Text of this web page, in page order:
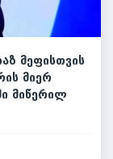
მეფისთვის
მიერ
მიწერილ